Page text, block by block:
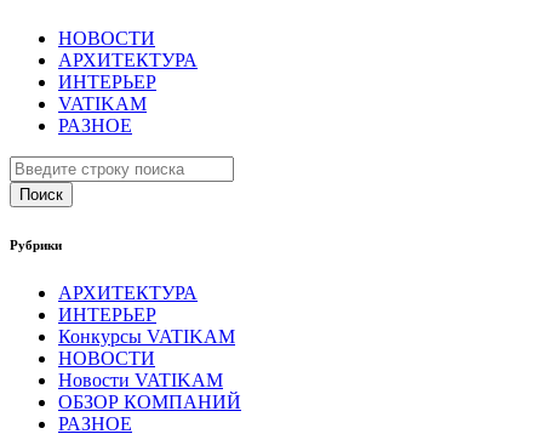
НОВОСТИ
АРХИТЕКТУРА
ИНТЕРЬЕР
VATIKAM
РАЗНОЕ
Поиск
Рубрики
АРХИТЕКТУРА
ИНТЕРЬЕР
Конкурсы VATIKAM
НОВОСТИ
Новости VATIKAM
ОБЗОР КОМПАНИЙ
РАЗНОЕ